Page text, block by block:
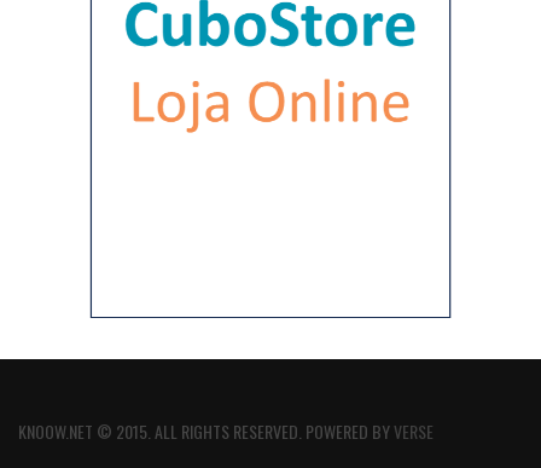
KNOOW.NET © 2015. ALL RIGHTS RESERVED. POWERED BYVERSE